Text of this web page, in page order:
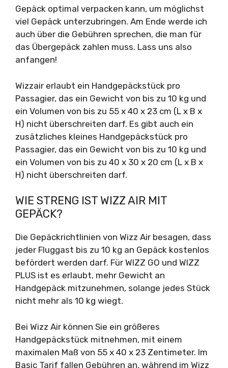
Gepäck optimal verpacken kann, um möglichst
viel Gepäck unterzubringen. Am Ende werde ich
auch über die Gebühren sprechen, die man für
das Übergepäck zahlen muss. Lass uns also
anfangen!
Wizzair erlaubt ein Handgepäckstück pro
Passagier, das ein Gewicht von bis zu 10 kg und
ein Volumen von bis zu 55 x 40 x 23 cm (L x B x
H) nicht überschreiten darf. Es gibt auch ein
zusätzliches kleines Handgepäckstück pro
Passagier, das ein Gewicht von bis zu 10 kg und
ein Volumen von bis zu 40 x 30 x 20 cm (L x B x
H) nicht überschreiten darf.
WIE STRENG IST WIZZ AIR MIT
GEPÄCK?
Die Gepäckrichtlinien von Wizz Air besagen, dass
jeder Fluggast bis zu 10 kg an Gepäck kostenlos
befördert werden darf. Für WIZZ GO und WIZZ
PLUS ist es erlaubt, mehr Gewicht an
Handgepäck mitzunehmen, solange jedes Stück
nicht mehr als 10 kg wiegt.
Bei Wizz Air können Sie ein größeres
Handgepäckstück mitnehmen, mit einem
maximalen Maß von 55 x 40 x 23 Zentimeter. Im
Basic Tarif fallen Gebühren an, während im Wizz